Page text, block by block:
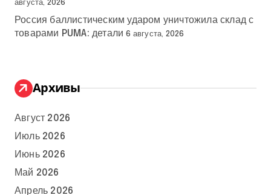
августа, 2026
Россия баллистическим ударом уничтожила склад с
товарами PUMA: детали 6 августа, 2026
Архивы
Август 2026
Июль 2026
Июнь 2026
Май 2026
Апрель 2026